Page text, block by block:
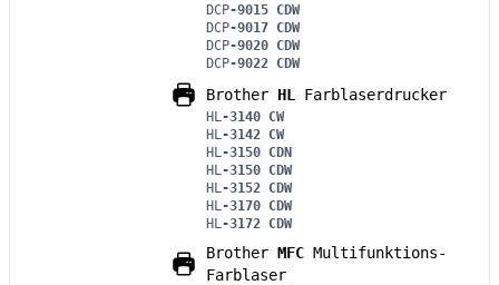
DCP-9015 CDW
DCP-9017 CDW
DCP-9020 CDW
DCP-9022 CDW
Brother HL Farblaserdrucker
HL-3140 CW
HL-3142 CW
HL-3150 CDN
HL-3150 CDW
HL-3152 CDW
HL-3170 CDW
HL-3172 CDW
Brother MFC Multifunktions-
Farblaser